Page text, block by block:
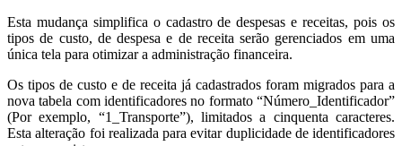
Esta mudança simplifica o cadastro de despesas e receitas, pois os
tipos de custo, de despesa e de receita serão gerenciados em uma
única tela para otimizar a administração financeira.
Os tipos de custo e de receita já cadastrados foram migrados para a
nova tabela com identificadores no formato “Número_Identificador”
(Por exemplo, “1_Transporte”), limitados a cinquenta caracteres.
Esta alteração foi realizada para evitar duplicidade de identificadores